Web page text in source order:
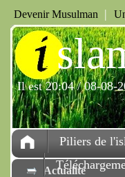
Devenir Musulman |
i
Il est 20:04 / 08-08-
Piliers de
Actualité